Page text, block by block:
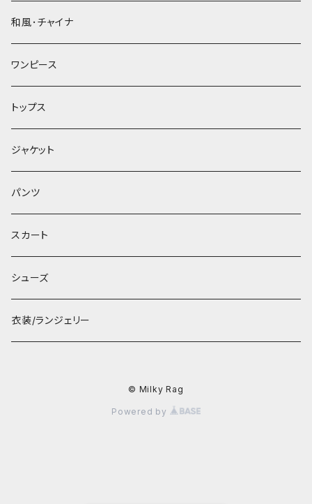
和風･チャイナ
ワンピース
トップス
ジャケット
パンツ
スカート
シューズ
衣装/ランジェリー
© Milky Rag
Powered by